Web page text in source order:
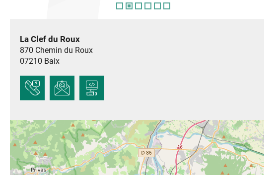
La Clef du Roux
870 Chemin du Roux
07210 Baix